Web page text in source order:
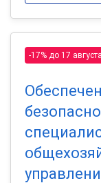
-17% до 17 августа